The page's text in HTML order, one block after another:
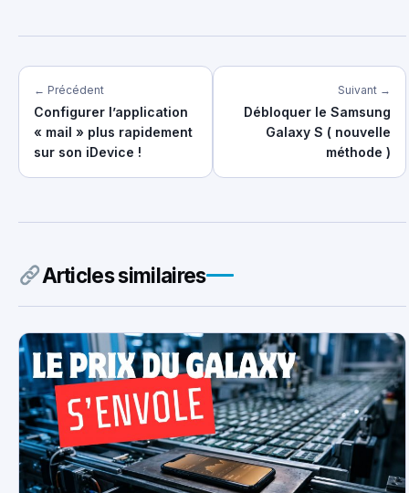
← Précédent
Configurer l’application
« mail » plus rapidement
sur son iDevice !
Suivant →
Débloquer le Samsung
Galaxy S ( nouvelle
méthode )
Articles similaires